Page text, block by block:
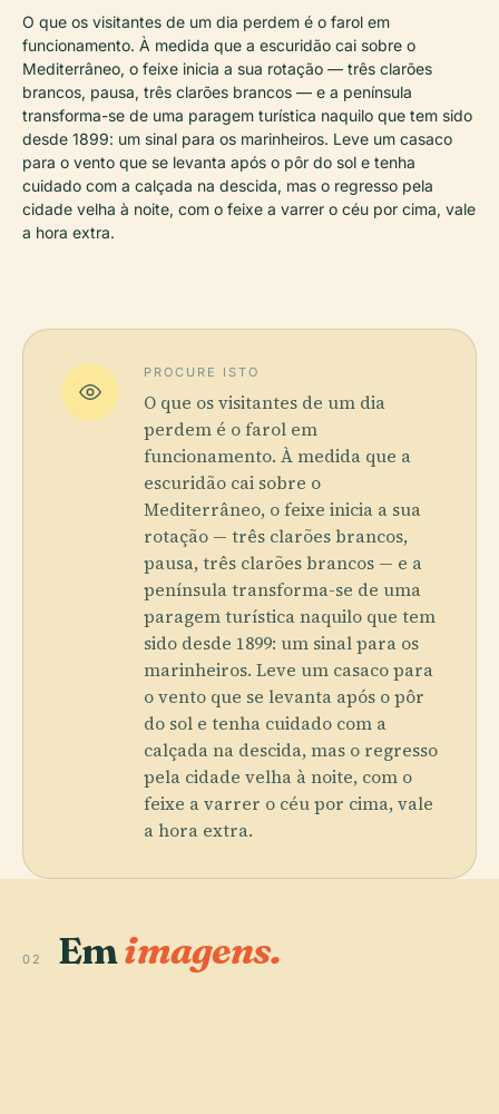
O que os visitantes de um dia perdem é o farol em
funcionamento. À medida que a escuridão cai sobre o
Mediterrâneo, o feixe inicia a sua rotação — três clarões
brancos, pausa, três clarões brancos — e a península
transforma-se de uma paragem turística naquilo que tem sido
desde 1899: um sinal para os marinheiros. Leve um casaco
para o vento que se levanta após o pôr do sol e tenha
cuidado com a calçada na descida, mas o regresso pela
cidade velha à noite, com o feixe a varrer o céu por cima, vale
a hora extra.
PROCURE ISTO
O que os visitantes de um dia
perdem é o farol em
funcionamento. À medida que a
escuridão cai sobre o
Mediterrâneo, o feixe inicia a sua
rotação — três clarões brancos,
pausa, três clarões brancos — e a
península transforma-se de uma
paragem turística naquilo que tem
sido desde 1899: um sinal para os
marinheiros. Leve um casaco para
o vento que se levanta após o pôr
do sol e tenha cuidado com a
calçada na descida, mas o regresso
pela cidade velha à noite, com o
feixe a varrer o céu por cima, vale
a hora extra.
02 Emimagens.